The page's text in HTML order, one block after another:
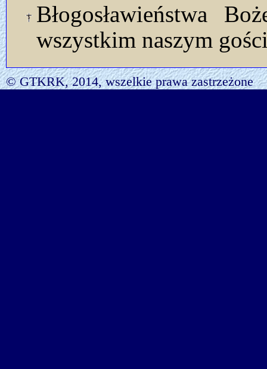
Błogosławieństwa
wszystkim naszym
© GTKRK, 2014, wszelkie prawa zastrzeżone